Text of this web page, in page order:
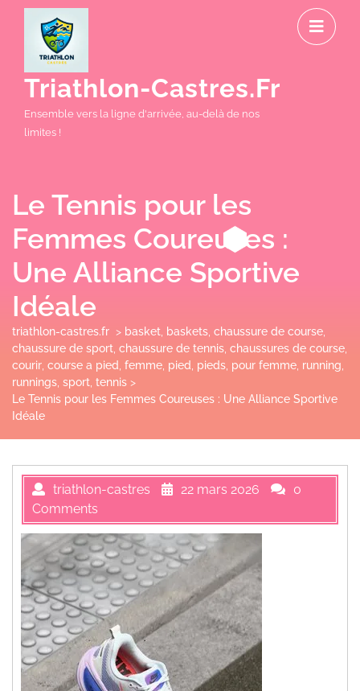
Triathlon-Castres.fr
Ensemble vers la ligne d'arrivée, au-delà de nos
limites !
Le Tennis pour les
Femmes Coureuses :
Une Alliance Sportive
Idéale
triathlon-castres.fr > basket baskets chaussure de course
chaussure de sport chaussure de tennis chaussures de course
courir course a pied femme pied pieds pour femme running
runnings sport tennis >
Le Tennis pour les Femmes Coureuses : Une Alliance Sportive
Idéale
triathlon-castres 22 mars 2026
0
Comments